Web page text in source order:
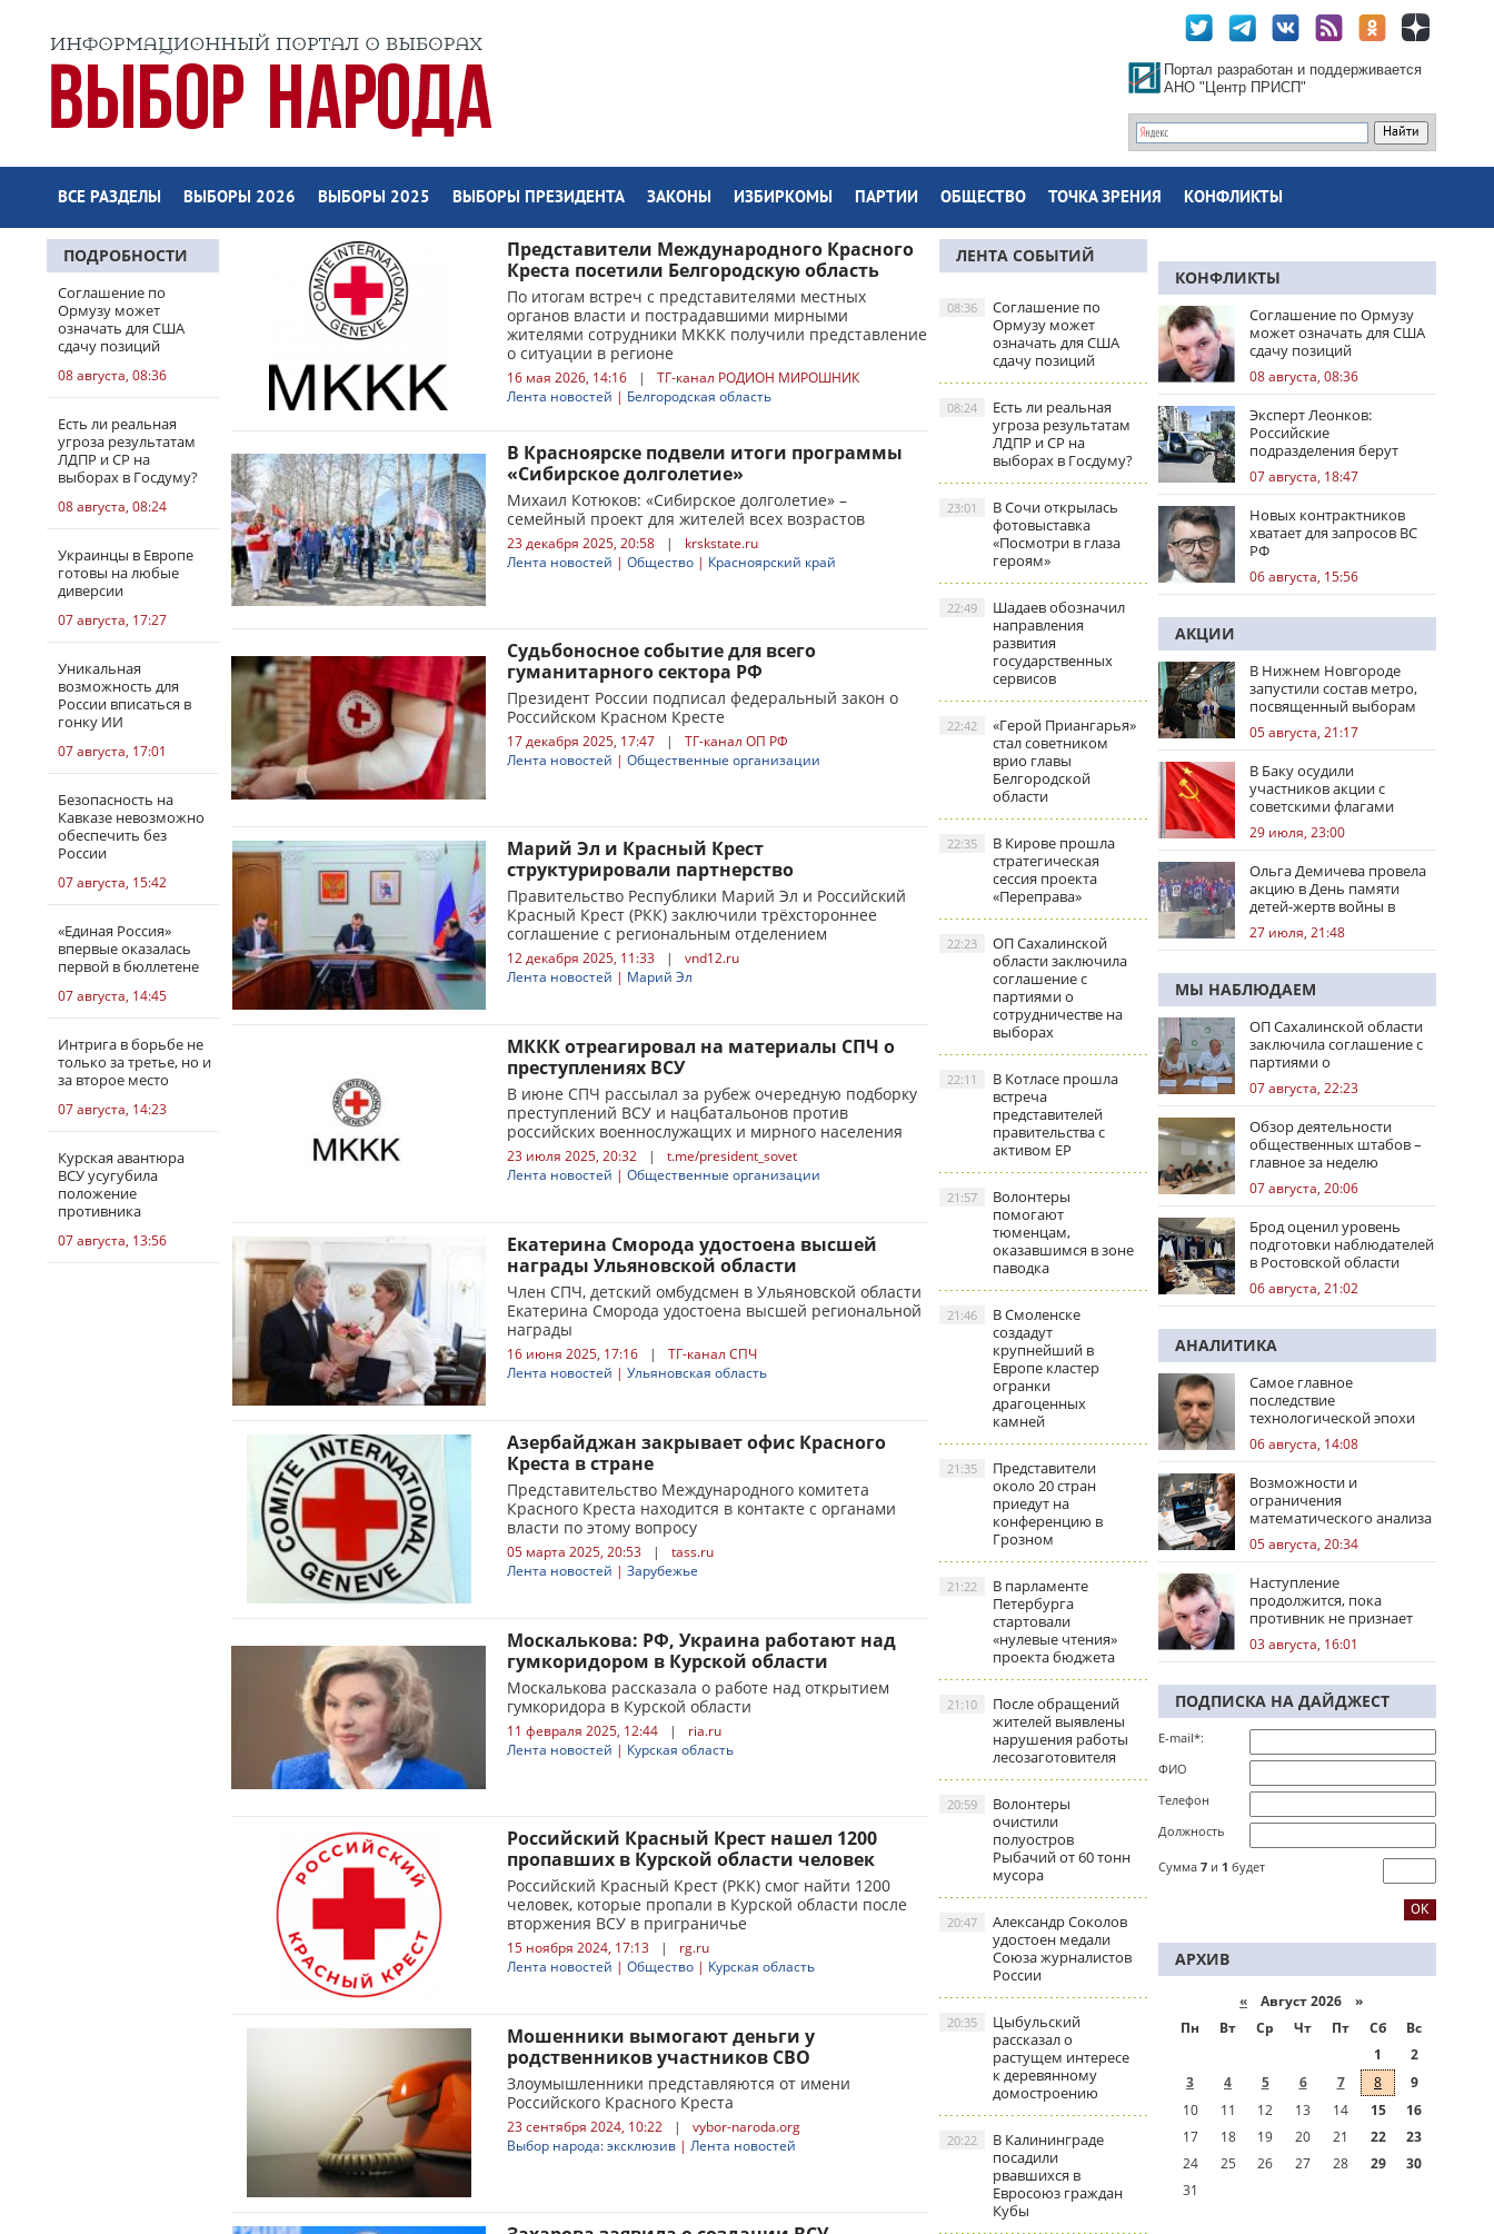
Портал разработан и поддерживается
АНО "Центр ПРИСП"
ВСЕ РАЗДЕЛЫ ВЫБОРЫ 2026 ВЫБОРЫ 2025 ВЫБОРЫ ПРЕЗИДЕНТА ЗАКОНЫ ИЗБИРКОМЫ ПАРТИИ ОБЩЕСТВО ТОЧКА ЗРЕНИЯ КОНФЛИКТЫ
ПОДРОБНОСТИ
Соглашение по
Ормузу может
означать для США
сдачу позиций
08 августа, 08:36
Есть ли реальная
угроза результатам
ЛДПР и СР на
выборах в Госдуму?
08 августа, 08:24
Украинцы в Европе
готовы на любые
диверсии
07 августа, 17:27
Уникальная
возможность для
России вписаться в
гонку ИИ
07 августа, 17:01
Безопасность на
Кавказе невозможно
обеспечить без
России
07 августа, 15:42
«Единая Россия»
впервые оказалась
первой в бюллетене
07 августа, 14:45
Интрига в борьбе не
только за третье, но и
за второе место
07 августа, 14:23
Курская авантюра
ВСУ усугубила
положение
противника
07 августа, 13:56
Представители Международного Красного
Креста посетили Белгородскую область
По итогам встреч с представителями местных
органов власти и пострадавшими мирными
жителями сотрудники МККК получили представление
о ситуации в регионе
16 мая 2026, 14:16 |
ТГ-канал РОДИОН МИРОШНИК
Лента новостей | Белгородская область
В Красноярске подвели итоги программы
«Сибирское долголетие»
Михаил Котюков: «Сибирское долголетие» –
семейный проект для жителей всех возрастов
23 декабря 2025, 20:58 |
krskstate.ru
Лента новостей | Общество | Красноярский край
Судьбоносное событие для всего
гуманитарного сектора РФ
Президент России подписал федеральный закон о
Российском Красном Кресте
17 декабря 2025, 17:47 |
ТГ-канал ОП РФ
Лента новостей | Общественные организации
Марий Эл и Красный Крест
структурировали партнерство
Правительство Республики Марий Эл и Российский
Красный Крест (РКК) заключили трёхстороннее
соглашение с региональным отделением
12 декабря 2025, 11:33 |
vnd12.ru
Лента новостей | Марий Эл
МККК отреагировал на материалы СПЧ о
преступлениях ВСУ
В июне СПЧ рассылал за рубеж очередную подборку
преступлений ВСУ и нацбатальонов против
российских военнослужащих и мирного населения
23 июля 2025, 20:32 |
t.me/president_sovet
Лента новостей | Общественные организации
Екатерина Сморода удостоена высшей
награды Ульяновской области
Член СПЧ, детский омбудсмен в Ульяновской области
Екатерина Сморода удостоена высшей региональной
награды
16 июня 2025, 17:16 |
ТГ-канал СПЧ
Лента новостей | Ульяновская область
Азербайджан закрывает офис Красного
Креста в стране
Представительство Международного комитета
Красного Креста находится в контакте с органами
власти по этому вопросу
05 марта 2025, 20:53 |
tass.ru
Лента новостей | Зарубежье
Москалькова: РФ, Украина работают над
гумкоридором в Курской области
Москалькова рассказала о работе над открытием
гумкоридора в Курской области
11 февраля 2025, 12:44 |
ria.ru
Лента новостей | Курская область
Российский Красный Крест нашел 1200
пропавших в Курской области человек
Российский Красный Крест (РКК) смог найти 1200
человек, которые пропали в Курской области после
вторжения ВСУ в приграничье
15 ноября 2024, 17:13 |
rg.ru
Лента новостей | Общество | Курская область
Мошенники вымогают деньги у
родственников участников СВО
Злоумышленники представляются от имени
Российского Красного Креста
23 сентября 2024, 10:22 |
vybor-naroda.org
Выбор народа: эксклюзив | Лента новостей
ЛЕНТА СОБЫТИЙ
Соглашение по
Ормузу может
означать для США
сдачу позиций
08:36
Есть ли реальная
угроза результатам
ЛДПР и СР на
выборах в Госдуму?
08:24
В Сочи открылась
фотовыставка
«Посмотри в глаза
героям»
23:01
Шадаев обозначил
направления
развития
государственных
сервисов
22:49
«Герой Приангарья»
стал советником
врио главы
Белгородской
области
22:42
В Кирове прошла
стратегическая
сессия проекта
«Переправа»
22:35
ОП Сахалинской
области заключила
соглашение с
партиями о
сотрудничестве на
выборах
22:23
В Котласе прошла
встреча
представителей
правительства с
активом ЕР
22:11
Волонтеры
помогают
тюменцам,
оказавшимся в зоне
паводка
21:57
В Смоленске
создадут
крупнейший в
Европе кластер
огранки
драгоценных
камней
21:46
Представители
около 20 стран
приедут на
конференцию в
Грозном
21:35
В парламенте
Петербурга
стартовали
«нулевые чтения»
проекта бюджета
21:22
После обращений
жителей выявлены
нарушения работы
лесозаготовителя
21:10
Волонтеры
очистили
полуостров
Рыбачий от 60 тонн
мусора
20:59
Александр Соколов
удостоен медали
Союза журналистов
России
20:47
Цыбульский
рассказал о
растущем интересе
к деревянному
домостроению
20:35
В Калининграде
посадили
рвавшихся в
Евросоюз граждан
Кубы
20:22
КОНФЛИКТЫ
Соглашение по Ормузу
может означать для США
сдачу позиций
08 августа, 08:36
Эксперт Леонков:
Российские
подразделения берут
Доброполье в клещи
07 августа, 18:47
Новых контрактников
хватает для запросов ВС
РФ
06 августа, 15:56
АКЦИИ
В Нижнем Новгороде
запустили состав метро,
посвященный выборам
05 августа, 21:17
В Баку осудили
участников акции с
советскими флагами
29 июля, 23:00
Ольга Демичева провела
акцию в День памяти
детей-жертв войны в
Донбассе
27 июля, 21:48
МЫ НАБЛЮДАЕМ
ОП Сахалинской области
заключила соглашение с
партиями о
сотрудничестве на
выборах
07 августа, 22:23
Обзор деятельности
общественных штабов –
главное за неделю
07 августа, 20:06
Брод оценил уровень
подготовки наблюдателей
в Ростовской области
06 августа, 21:02
АНАЛИТИКА
Самое главное
последствие
технологической эпохи
06 августа, 14:08
Возможности и
ограничения
математического анализа
избирательных кампаний
05 августа, 20:34
Наступление
продолжится, пока
противник не признает
стратегическое
поражение
03 августа, 16:01
ПОДПИСКА НА ДАЙДЖЕСТ
E-mail*:
ФИО
Телефон
Должность
Сумма 7 и 1 будет
АРХИВ
« Август 2026 »
Пн
Вт Ср Чт Пт Сб
Вс
1
2
3
4 5 6 7 8
9
10
11 12 13 14 15
16
17
18 19 20 21 22
23
24
25 26 27 28 29
30
31